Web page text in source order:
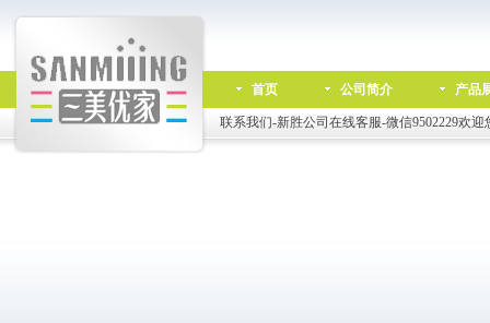
首页 公司简介 产品
联系我们-新胜公司在线客服-微信9502229欢迎